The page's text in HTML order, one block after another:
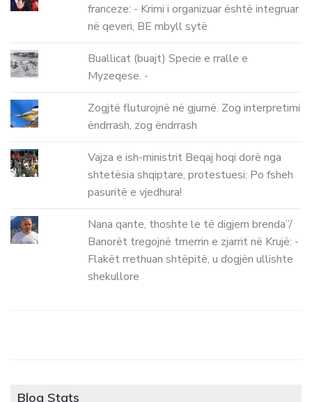
franceze: - Krimi i organizuar është integruar
në qeveri, BE mbyll sytë
Buallicat (buajt) Specie e rralle e
Myzeqese. -
Zogjtë fluturojnë në gjumë. Zog interpretimi
ëndrrash, zog ëndrrash
Vajza e ish-ministrit Beqaj hoqi dorë nga
shtetësia shqiptare, protestuesi: Po fsheh
pasuritë e vjedhura!
Nana qante, thoshte le të digjem brenda”/
Banorët tregojnë tmerrin e zjarrit në Krujë: -
Flakët rrethuan shtëpitë, u dogjën ullishte
shekullore
Blog Stats